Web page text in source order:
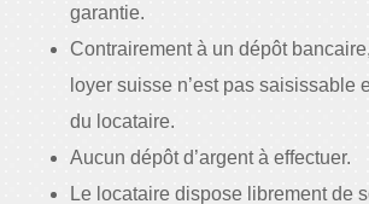
garantie.
Contrairement à un dépôt
loyer suisse n’est pas saisissable
du locataire.
Aucun dépôt d’argent à effectuer.
Le locataire dispose librement de